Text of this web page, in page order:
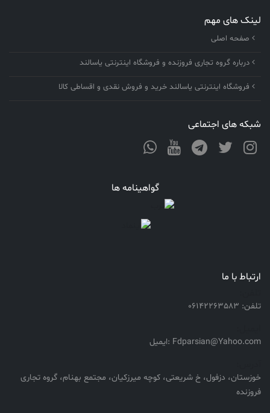
لینک های مهم
صفحه اصلی
درباره گروه تجاری فروزنده و فروشگاه اینترنتی یاسالند
فروشگاه اینترنتی یاسالند خرید و فروش نقدی و اقساطی کالا
شبکه های اجتماعی
گواهینامه ها
ارتباط با ما
تلفن: 06142263583
Fdparsian@Yahoo.com :ایمیل
خوزستان، دزفول، خ شریعتی، کوچه میرزکیان، مجتمع بهنام، گروه تجاری
فروزنده